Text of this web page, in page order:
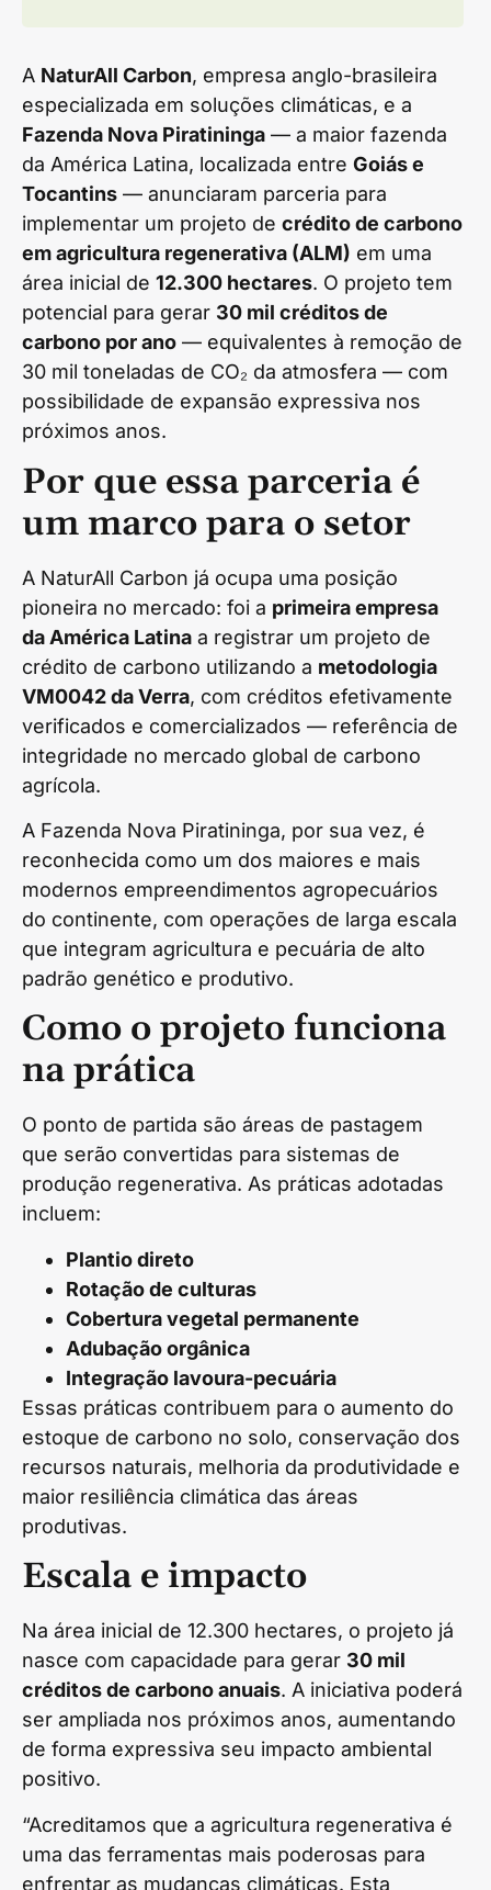
A NaturAll Carbon, empresa anglo-brasileira
especializada em soluções climáticas, e a
Fazenda Nova Piratininga — a maior fazenda
da América Latina, localizada entre Goiás e
Tocantins — anunciaram parceria para
implementar um projeto de crédito de carbono
em agricultura regenerativa (ALM) em uma
área inicial de 12.300 hectares. O projeto tem
potencial para gerar 30 mil créditos de
carbono por ano — equivalentes à remoção de
30 mil toneladas de CO₂ da atmosfera — com
possibilidade de expansão expressiva nos
próximos anos.
Por que essa parceria é
um marco para o setor
A NaturAll Carbon já ocupa uma posição
pioneira no mercado: foi a primeira empresa
da América Latina a registrar um projeto de
crédito de carbono utilizando a metodologia
VM0042 da Verra, com créditos efetivamente
verificados e comercializados — referência de
integridade no mercado global de carbono
agrícola.
A Fazenda Nova Piratininga, por sua vez, é
reconhecida como um dos maiores e mais
modernos empreendimentos agropecuários
do continente, com operações de larga escala
que integram agricultura e pecuária de alto
padrão genético e produtivo.
Como o projeto funciona
na prática
O ponto de partida são áreas de pastagem
que serão convertidas para sistemas de
produção regenerativa. As práticas adotadas
incluem:
Plantio direto
Rotação de culturas
Cobertura vegetal permanente
Adubação orgânica
Integração lavoura-pecuária
Essas práticas contribuem para o aumento do
estoque de carbono no solo, conservação dos
recursos naturais, melhoria da produtividade e
maior resiliência climática das áreas
produtivas.
Escala e impacto
Na área inicial de 12.300 hectares, o projeto já
nasce com capacidade para gerar 30 mil
créditos de carbono anuais. A iniciativa poderá
ser ampliada nos próximos anos, aumentando
de forma expressiva seu impacto ambiental
positivo.
“Acreditamos que a agricultura regenerativa é
uma das ferramentas mais poderosas para
enfrentar as mudanças climáticas. Esta